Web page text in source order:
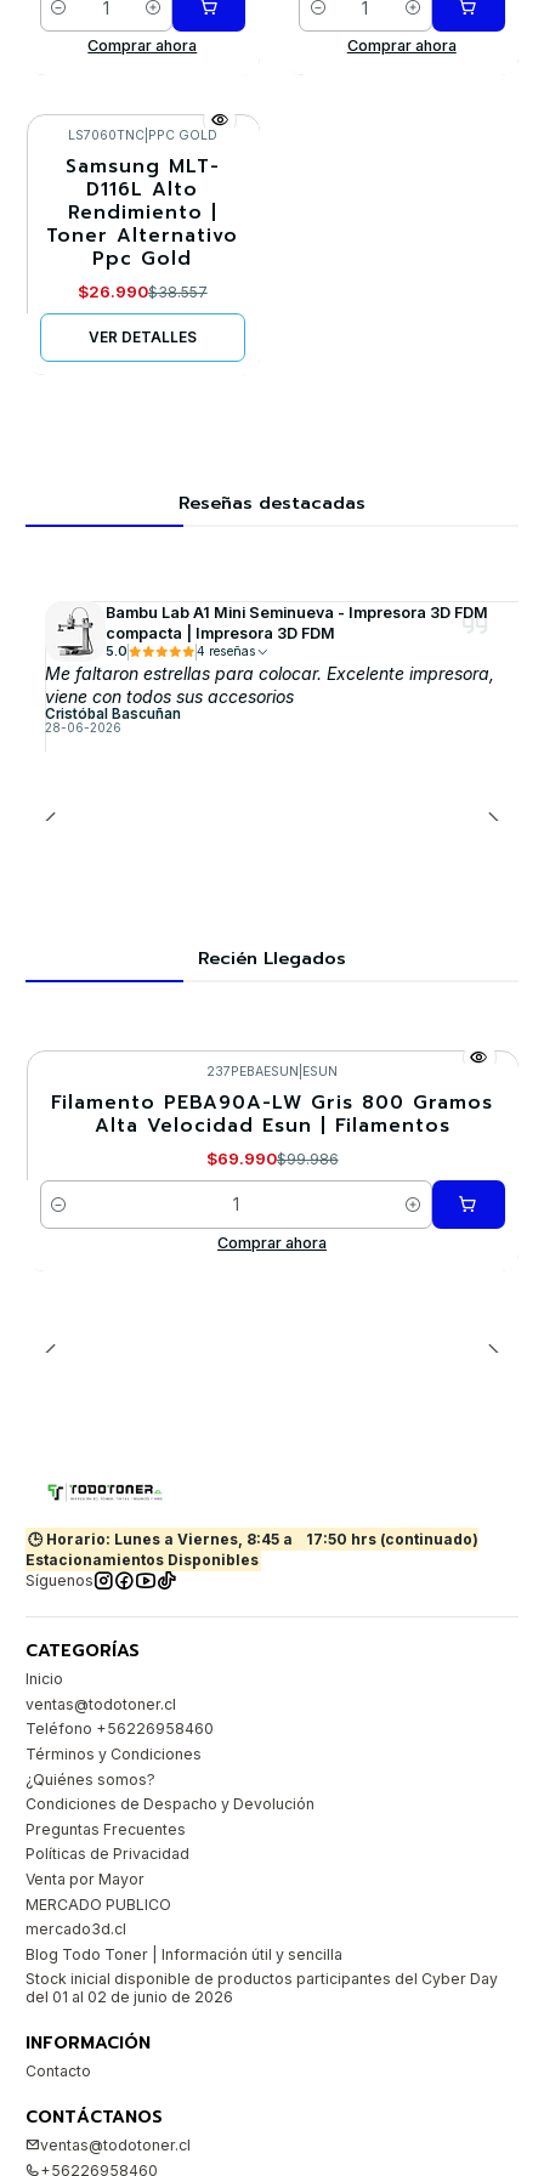
Cantidad
Comprar ahora
Cantidad
Comprar ahora
-30%
Agotado
LS7060TNC| PPC GOLD
Samsung MLT-
D116L Alto
Rendimiento |
Toner Alternativo
Ppc Gold
$26.990$38.557
VER DETALLES
Reseñas destacadas
Bambu Lab A1 Mini Seminueva - Impresora 3D FDM
compacta | Impresora 3D FDM
5.0 4 reseñas
Me faltaron estrellas para colocar. Excelente impresora,
viene con todos sus accesorios
Cristóbal Bascuñan
28-06-2026
Recién Llegados
-30%
237PEBAESUN ESUN
Filamento PEBA90A-LW Gris 800 Gramos
Alta Velocidad Esun | Filamentos
$69.990$99.986
Cantidad
Comprar ahora
🕒 Horario: Lunes a Viernes, 8:45 a
17:50 hrs (continuado)
Estacionamientos Disponibles
Síguenos
CATEGORÍAS
Inicio
ventas@todotoner.cl
Teléfono +56226958460
Términos y Condiciones
¿Quiénes somos?
Condiciones de Despacho y Devolución
Preguntas Frecuentes
Políticas de Privacidad
Venta por Mayor
MERCADO PUBLICO
mercado3d.cl
Blog Todo Toner | Información útil y sencilla
Stock inicial disponible de productos participantes del Cyber Day
del 01 al 02 de junio de 2026
INFORMACIÓN
Contacto
CONTÁCTANOS
ventas@todotoner.cl
+56226958460